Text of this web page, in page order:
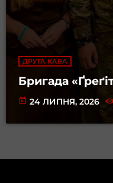
ДРУГА КАВА
Бригада
today 24 ЛИПНЯ, 2026